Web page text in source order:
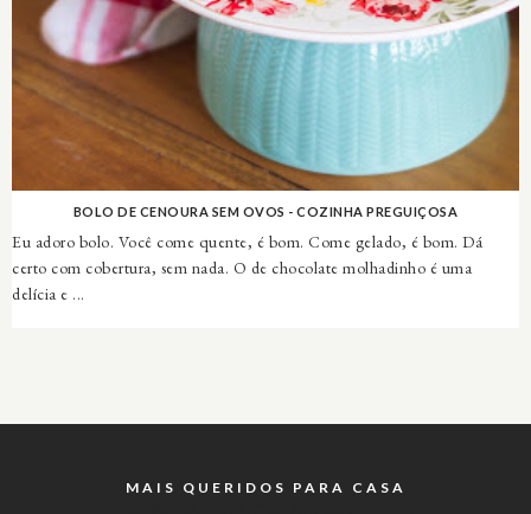
BOLO DE CENOURA SEM OVOS - COZINHA PREGUIÇOSA
Eu adoro bolo. Você come quente, é bom. Come gelado, é bom. Dá
certo com cobertura, sem nada. O de chocolate molhadinho é uma
delícia e ...
MAIS QUERIDOS PARA CASA